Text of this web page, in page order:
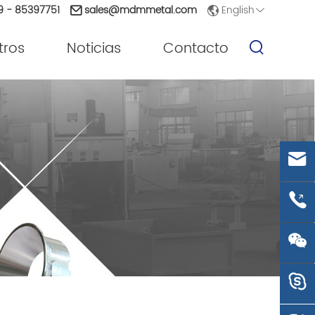
English
sales@mdmmetal.com
85397751
Noticias Contacto